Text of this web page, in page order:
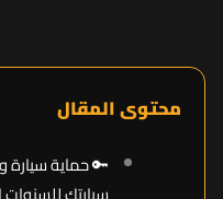
محتوى المقال
🔑 حماية